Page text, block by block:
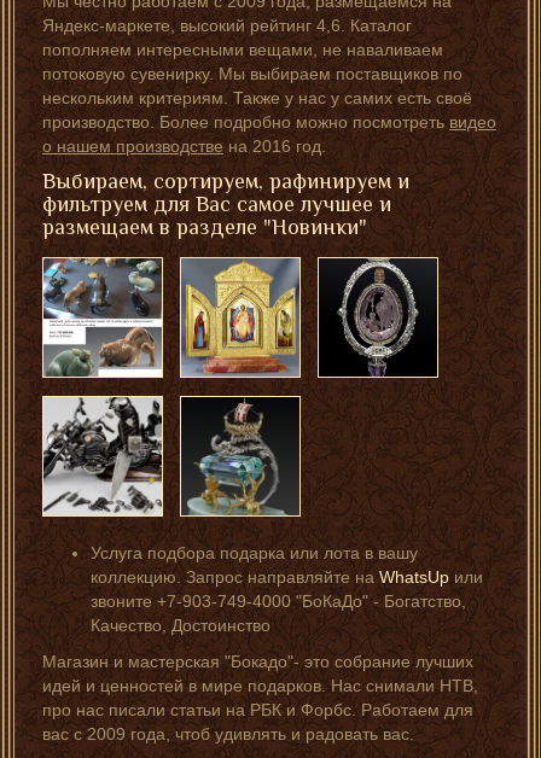
Яндекс-маркете, высокий рейтинг 4,6. Каталог
пополняем интересными вещами, не наваливаем
потоковую сувенирку. Мы выбираем поставщиков по
нескольким критериям. Также у нас у самих есть своё
производство. Более подробно можно посмотреть видео
о нашем производствена 2016 год.
Выбираем, сортируем, рафинируем и
фильтруем для Вас самое лучшее и
размещаем в разделе "Новинки"
Услуга подбора подарка или лота в вашу
коллекцию. Запрос направляйте на WhatsUpили
звоните +7-903-749-4000 "БоКаДо" - Богатство,
Качество, Достоинство
Магазин и мастерская "Бокадо"- это собрание лучших
идей и ценностей в мире подарков. Нас снимали НТВ,
про нас писали статьи на РБК и Форбс. Работаем для
вас с 2009 года, чтоб удивлять и радовать вас.